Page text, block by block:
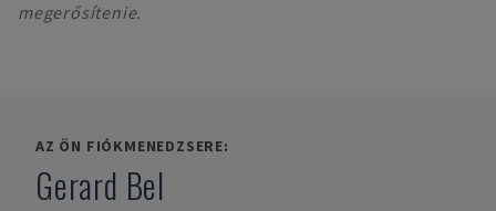
megerősítenie.
AZ ÖN FIÓKMENEDZSERE:
Gerard Bel